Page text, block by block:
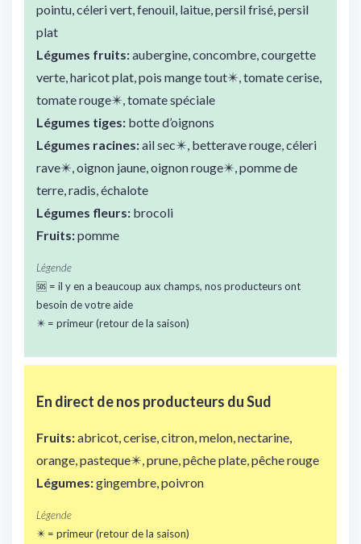
pointu, céleri vert, fenouil, laitue, persil frisé, persil
plat
Légumes fruits:aubergine, concombre, courgette
verte, haricot plat, pois mange tout✴️, tomate cerise,
tomate rouge✴️, tomate spéciale
Légumes tiges: botte d’oignons
Légumes racines:ail sec✴️, betterave rouge, céleri
rave✴️, oignon jaune, oignon rouge✴️, pomme de
terre, radis, échalote
Légumes fleurs: brocoli
Fruits:pomme
Légende
🆘 = il y en a beaucoup aux champs, nos producteurs ont
besoin de votre aide
✴️ = primeur (retour de la saison)
En direct de nos producteurs du Sud
Fruits:abricot, cerise, citron, melon, nectarine,
orange, pasteque✴️, prune, pêche plate, pêche rouge
Légumes:gingembre, poivron
Légende
✴️ = primeur (retour de la saison)